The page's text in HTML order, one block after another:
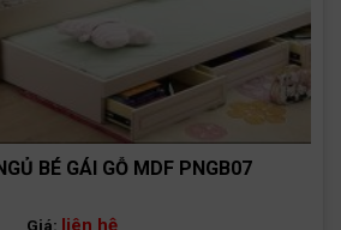
BÉ GÁI GỖ MDF PNGB07
Giá: liên hệ